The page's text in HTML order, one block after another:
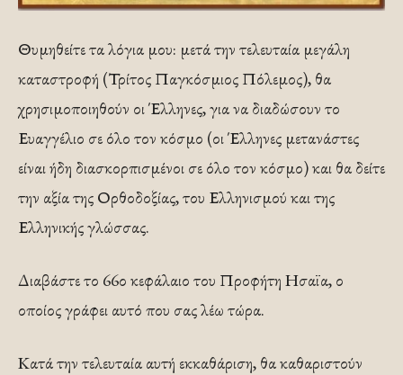
Θυμηθείτε τα λόγια μου: μετά την τελευταία μεγάλη
καταστροφή (Τρίτος Παγκόσμιος Πόλεμος), θα
χρησιμοποιηθούν οι Έλληνες, για να διαδώσουν το
Ευαγγέλιο σε όλο τον κόσμο (οι Έλληνες μετανάστες
είναι ήδη διασκορπισμένοι σε όλο τον κόσμο) και θα δείτε
την αξία της Ορθοδοξίας, του Ελληνισμού και της
Ελληνικής γλώσσας.
Διαβάστε το 66ο κεφάλαιο του Προφήτη Ησαϊα, ο
οποίος γράφει αυτό που σας λέω τώρα.
Κατά την τελευταία αυτή εκκαθάριση, θα καθαριστούν